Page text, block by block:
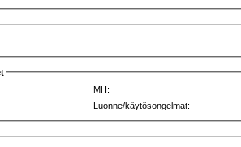
MH:
Luonne/käytösongelmat: